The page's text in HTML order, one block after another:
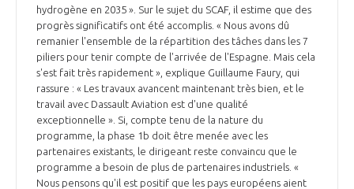
hydrogène en 2035 ». Sur le sujet du SCAF, il estime que des
progrès significatifs ont été accomplis. « Nous avons dû
remanier l'ensemble de la répartition des tâches dans les 7
piliers pour tenir compte de l'arrivée de l'Espagne. Mais cela
s'est fait très rapidement », explique Guillaume Faury, qui
rassure : « Les travaux avancent maintenant très bien, et le
travail avec Dassault Aviation est d'une qualité
exceptionnelle ». Si, compte tenu de la nature du
programme, la phase 1b doit être menée avec les
partenaires existants, le dirigeant reste convaincu que le
programme a besoin de plus de partenaires industriels. «
Nous pensons qu'il est positif que les pays européens aient